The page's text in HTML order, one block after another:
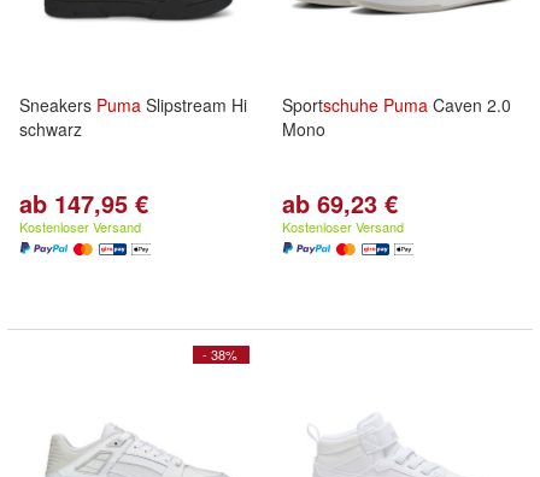
Sneakers Puma Slipstream Hi
schwarz
ab 147,95 €
Kostenloser Versand
Sportschuhe Puma Caven 2.0
Mono
ab 69,23 €
Kostenloser Versand
- 38%